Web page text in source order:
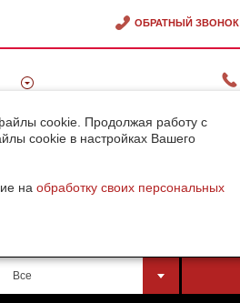
cookie. Продолжая работу с
cookie в настройках Вашего
на обработку своих персональных
ОБРАТНЫЙ ЗВОНОК
Все